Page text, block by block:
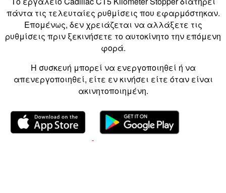
πάντα τις τελευταίες ρυθμίσεις που εφαρμόστηκαν.
Επομένως, δεν χρειάζεται να αλλάξετε τις
ρυθμίσεις πριν ξεκινήσετε το αυτοκίνητο την επόμενη
φορά.
Η συσκευή μπορεί να ενεργοποιηθεί ή να
απενεργοποιηθεί, είτε εν κινήσει είτε όταν είναι
ακινητοποιημένη.